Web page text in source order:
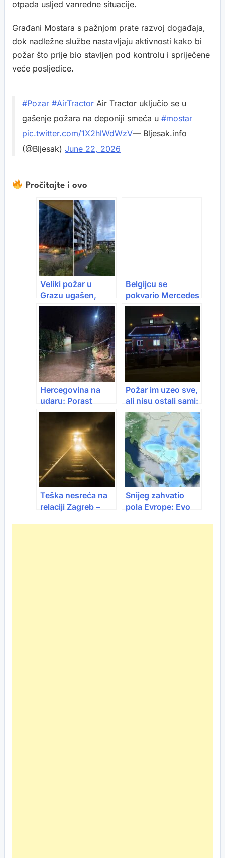
otpada usljed vanredne situacije.
Građani Mostara s pažnjom prate razvoj događaja,
dok nadležne službe nastavljaju aktivnosti kako bi
požar što prije bio stavljen pod kontrolu i spriječene
veće posljedice.
#Pozar #AirTractor Air Tractor uključio se u
gašenje požara na deponiji smeća u #mostar
pic.twitter.com/1X2hlWdWzV— Bljesak.info
(@Bljesak) June 22, 2026
Pročitajte i ovo
Veliki požar u
Grazu ugašen,
uzrok još nije
Belgijcu se
pokvario Mercedes
kod Mostara,
Hercegovci odmah
priskočili u pomoć
Hercegovina na
udaru: Porast
Neretve, izlijevanje
Bune i poplave kod
Mostara
Požar im uzeo sve,
ali nisu ostali sami:
Kuća porodice
Ljubas obnovljena i
okićena
Teška nesreća na
relaciji Zagreb –
Snijeg zahvatio
pola Evrope: Evo